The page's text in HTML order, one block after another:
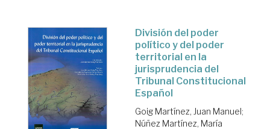
División del poder
político y del poder
territorial en la
jurisprudencia del
Tribunal Constitucional
Español
Goig Martínez, Juan Manuel;
Núñez Martínez, María